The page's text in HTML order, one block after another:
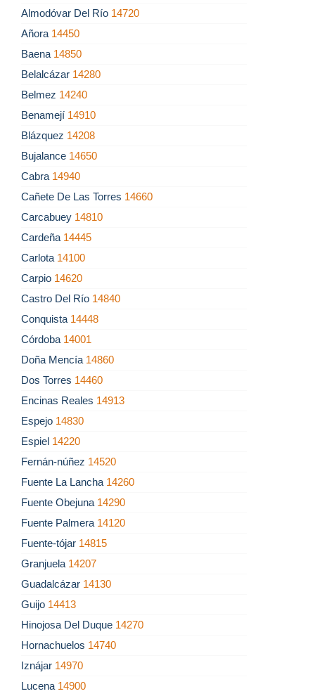
Almodóvar Del Río 14720
Añora 14450
Baena 14850
Belalcázar 14280
Belmez 14240
Benamejí 14910
Blázquez 14208
Bujalance 14650
Cabra 14940
Cañete De Las Torres 14660
Carcabuey 14810
Cardeña 14445
Carlota 14100
Carpio 14620
Castro Del Río 14840
Conquista 14448
Córdoba 14001
Doña Mencía 14860
Dos Torres 14460
Encinas Reales 14913
Espejo 14830
Espiel 14220
Fernán-núñez 14520
Fuente La Lancha 14260
Fuente Obejuna 14290
Fuente Palmera 14120
Fuente-tójar 14815
Granjuela 14207
Guadalcázar 14130
Guijo 14413
Hinojosa Del Duque 14270
Hornachuelos 14740
Iznájar 14970
Lucena 14900